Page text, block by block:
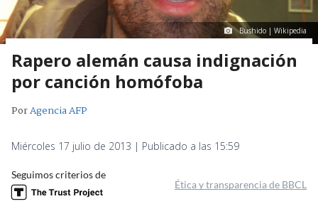
Bushido | Wikipedia
Rapero alemán causa indignación
por canción homófoba
PorAgencia AFP
Miércoles 17 julio de 2013 | Publicado a las 15:59
Seguimos criterios de
Ética y transparencia de BBCL